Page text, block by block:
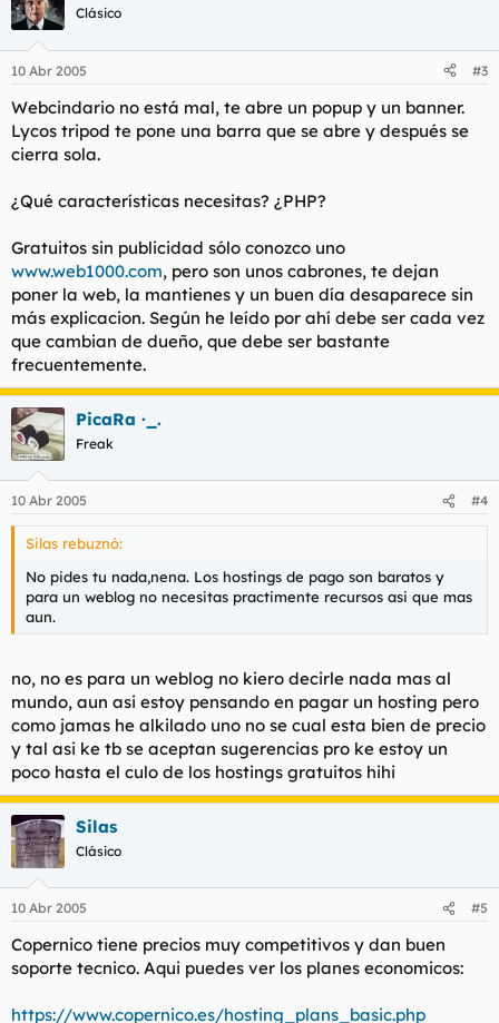
Clásico
10 Abr 2005 #3
Webcindario no está mal, te abre un popup y un banner.
Lycos tripod te pone una barra que se abre y después se
cierra sola.
¿Qué características necesitas? ¿PHP?
Gratuitos sin publicidad sólo conozco uno
www.web1000.com, pero son unos cabrones, te dejan
poner la web, la mantienes y un buen día desaparece sin
más explicacion. Según he leído por ahí debe ser cada vez
que cambian de dueño, que debe ser bastante
frecuentemente.
PicaRa ·_.
Freak
10 Abr 2005 #4
Silas rebuznó:
No pides tu nada,nena. Los hostings de pago son baratos y
para un weblog no necesitas practimente recursos asi que mas
aun.
no, no es para un weblog no kiero decirle nada mas al
mundo, aun asi estoy pensando en pagar un hosting pero
como jamas he alkilado uno no se cual esta bien de precio
y tal asi ke tb se aceptan sugerencias pro ke estoy un
poco hasta el culo de los hostings gratuitos hihi
Silas
Clásico
10 Abr 2005 #5
Copernico tiene precios muy competitivos y dan buen
soporte tecnico. Aqui puedes ver los planes economicos:
https://www.copernico.es/hosting_plans_basic.php